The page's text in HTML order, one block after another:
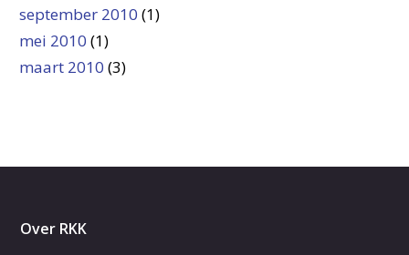
september 2010 (1)
mei 2010 (1)
maart 2010 (3)
Over RKK